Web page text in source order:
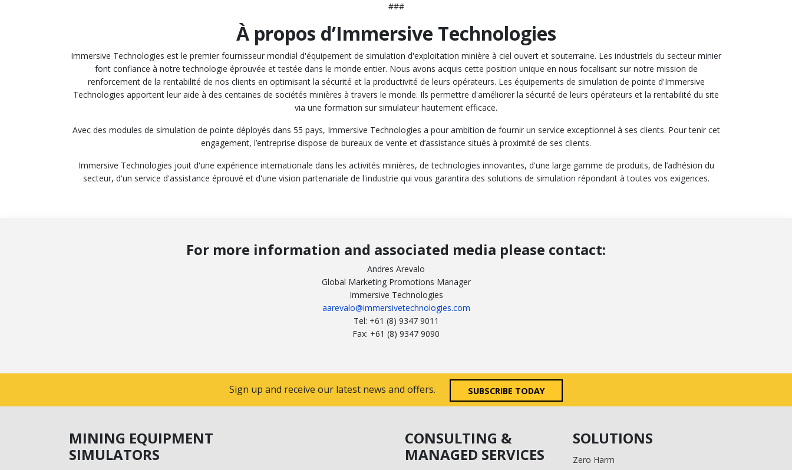
###
À propos d’Immersive Technologies
Immersive Technologies est le premier fournisseur mondial d'équipement de simulation d'exploitation minière à ciel ouvert et souterraine. Les industriels du secteur minier
font confiance à notre technologie éprouvée et testée dans le monde entier. Nous avons acquis cette position unique en nous focalisant sur notre mission de
renforcement de la rentabilité de nos clients en optimisant la sécurité et la productivité de leurs opérateurs. Les équipements de simulation de pointe d'Immersive
Technologies apportent leur aide à des centaines de sociétés minières à travers le monde. Ils permettre d'améliorer la sécurité de leurs opérateurs et la rentabilité du site
via une formation sur simulateur hautement efficace.
Avec des modules de simulation de pointe déployés dans 55 pays, Immersive Technologies a pour ambition de fournir un service exceptionnel à ses clients. Pour tenir cet
engagement, l’entreprise dispose de bureaux de vente et d’assistance situés à proximité de ses clients.
Immersive Technologies jouit d'une expérience internationale dans les activités minières, de technologies innovantes, d'une large gamme de produits, de l’adhésion du
secteur, d'un service d'assistance éprouvé et d'une vision partenariale de l'industrie qui vous garantira des solutions de simulation répondant à toutes vos exigences.
For more information and associated media please contact:
Andres Arevalo
Global Marketing Promotions Manager
Immersive Technologies
aarevalo@immersivetechnologies.com
Tel: +61 (8) 9347 9011
Fax: +61 (8) 9347 9090
Sign up and receive our latest news and offers. SUBSCRIBE TODAY
MINING EQUIPMENT
SIMULATORS
CONSULTING &
MANAGED SERVICES
SOLUTIONS
Zero Harm